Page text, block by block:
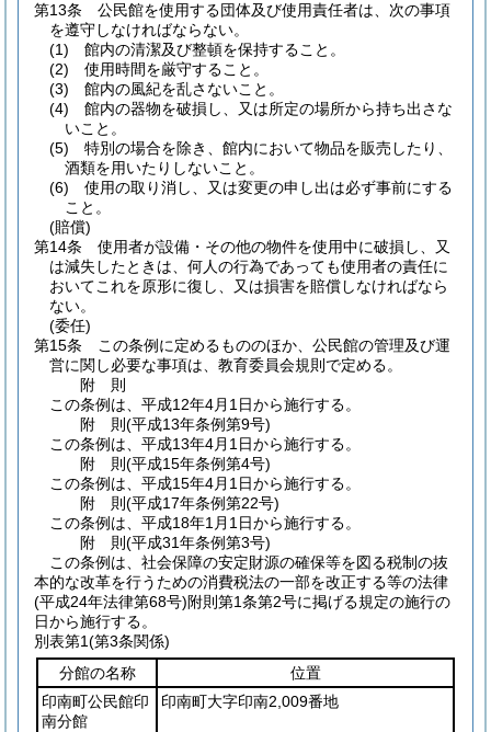
第13条
公民館を使用する団体及び使用責任者は、次の事項
を遵守しなければならない。
(1)
館内の清潔及び整頓を保持すること。
(2)
使用時間を厳守すること。
(3)
館内の風紀を乱さないこと。
(4)
館内の器物を破損し、又は所定の場所から持ち出さな
いこと。
(5)
特別の場合を除き、館内において物品を販売したり、
酒類を用いたりしないこと。
(6)
使用の取り消し、又は変更の申し出は必ず事前にする
こと。
(賠償)
第14条
使用者が設備・その他の物件を使用中に破損し、又
は減失したときは、何人の行為であっても使用者の責任に
おいてこれを原形に復し、又は損害を賠償しなければなら
ない。
(委任)
第15条
この条例に定めるもののほか、公民館の管理及び運
営に関し必要な事項は、教育委員会規則で定める。
附 則
この条例は、平成12年4月1日から施行する。
附 則(平成13年条例第9号)
この条例は、平成13年4月1日から施行する。
附 則(平成15年条例第4号)
この条例は、平成15年4月1日から施行する。
附 則(平成17年条例第22号)
この条例は、平成18年1月1日から施行する。
附 則(平成31年条例第3号)
この条例は、社会保障の安定財源の確保等を図る税制の抜
本的な改革を行うための消費税法の一部を改正する等の法律
(平成24年法律第68号)附則第1条第2号に掲げる規定の施行の
日から施行する。
別表第1(第3条関係)
分館の名称
位置
印南町公民館印
南分館
印南町大字印南2,009番地